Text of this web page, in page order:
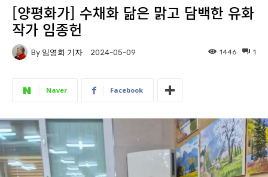
[양평화가] 수채화 닮은 맑고 담백한 유화
작가 임종헌
By 임영희 기자 2024-05-09 1
1446
Naver Facebook